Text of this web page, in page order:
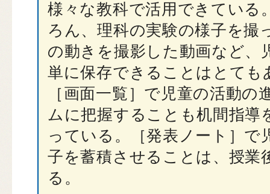
様々な教科で活用できている
ろん、理科の実験の様子を撮
の動きを撮影した動画など、
単に保存できることはとても
［画面一覧］で児童の活動
ムに把握することも机間指導
っている。［発表ノート］で
子を蓄積させることは、授業
る。